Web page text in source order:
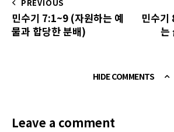
PREVIOUS
민수기 7:1~9 (자원하는 예
물과 합당한 분배)
민수기
는
HIDE COMMENTS
Leave a comment